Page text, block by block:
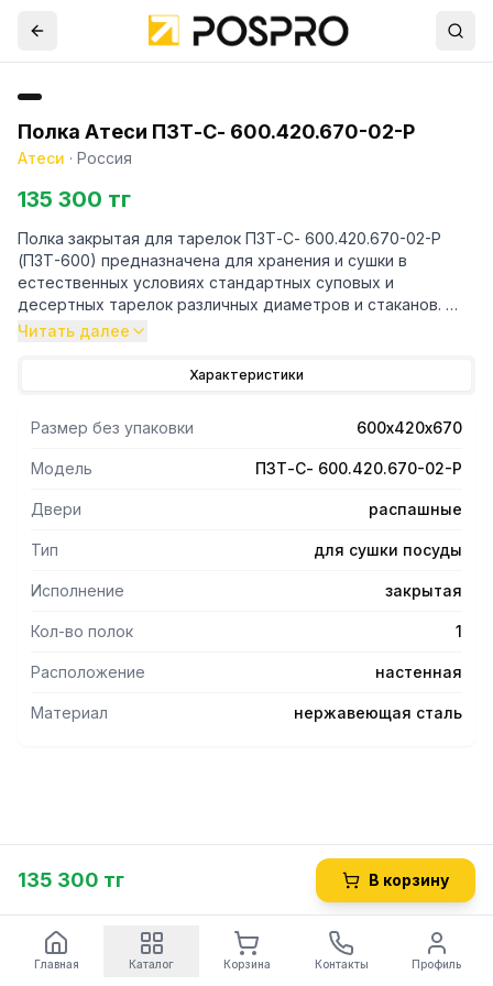
Полка Атеси ПЗТ-С- 600.420.670-02-Р
Атеси · Россия
135 300 тг
Полка закрытая для тарелок ПЗТ-С- 600.420.670-02-Р
(ПЗТ-600) предназначена для хранения и сушки в
естественных условиях стандартных суповых и
десертных тарелок различных диаметров и стаканов.
травматизма персонала.
тарелку.
- Кассета изготовлена из нержавеющего (AISI 304)
прутка. Под кассетой расположено перфорированное
дно для сушки и хранения стаканов.
- Под днищем расположен поддон для сбора стекающей
воды.
для крепления полки к стене.
Читать далее
Характеристики
Размер без упаковки 600х420х670
Модель ПЗТ-С- 600.420.670-02-Р
Двери распашные
Тип для сушки посуды
Исполнение закрытая
Кол-во полок 1
Расположение настенная
Материал нержавеющая сталь
135 300 тг В корзину
Главная Каталог Корзина Контакты Профиль